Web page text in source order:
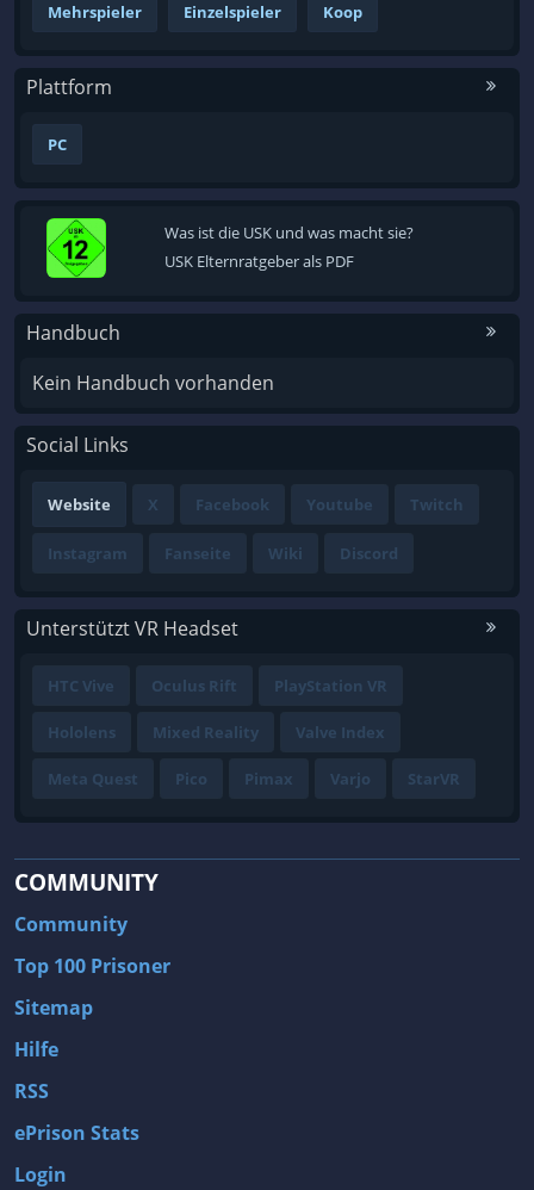
Mehrspieler Einzelspieler Koop
Plattform
PC
Was ist die USK und was macht sie?
USK Elternratgeber als PDF
Handbuch
Kein Handbuch vorhanden
Social Links
Website X Facebook Youtube Twitch
Instagram Fanseite Wiki Discord
Unterstützt VR Headset
HTC Vive Oculus Rift PlayStation VR
Hololens Mixed Reality Valve Index
Meta Quest Pico Pimax Varjo StarVR
COMMUNITY
Community
Top 100 Prisoner
Sitemap
Hilfe
RSS
ePrison Stats
Login